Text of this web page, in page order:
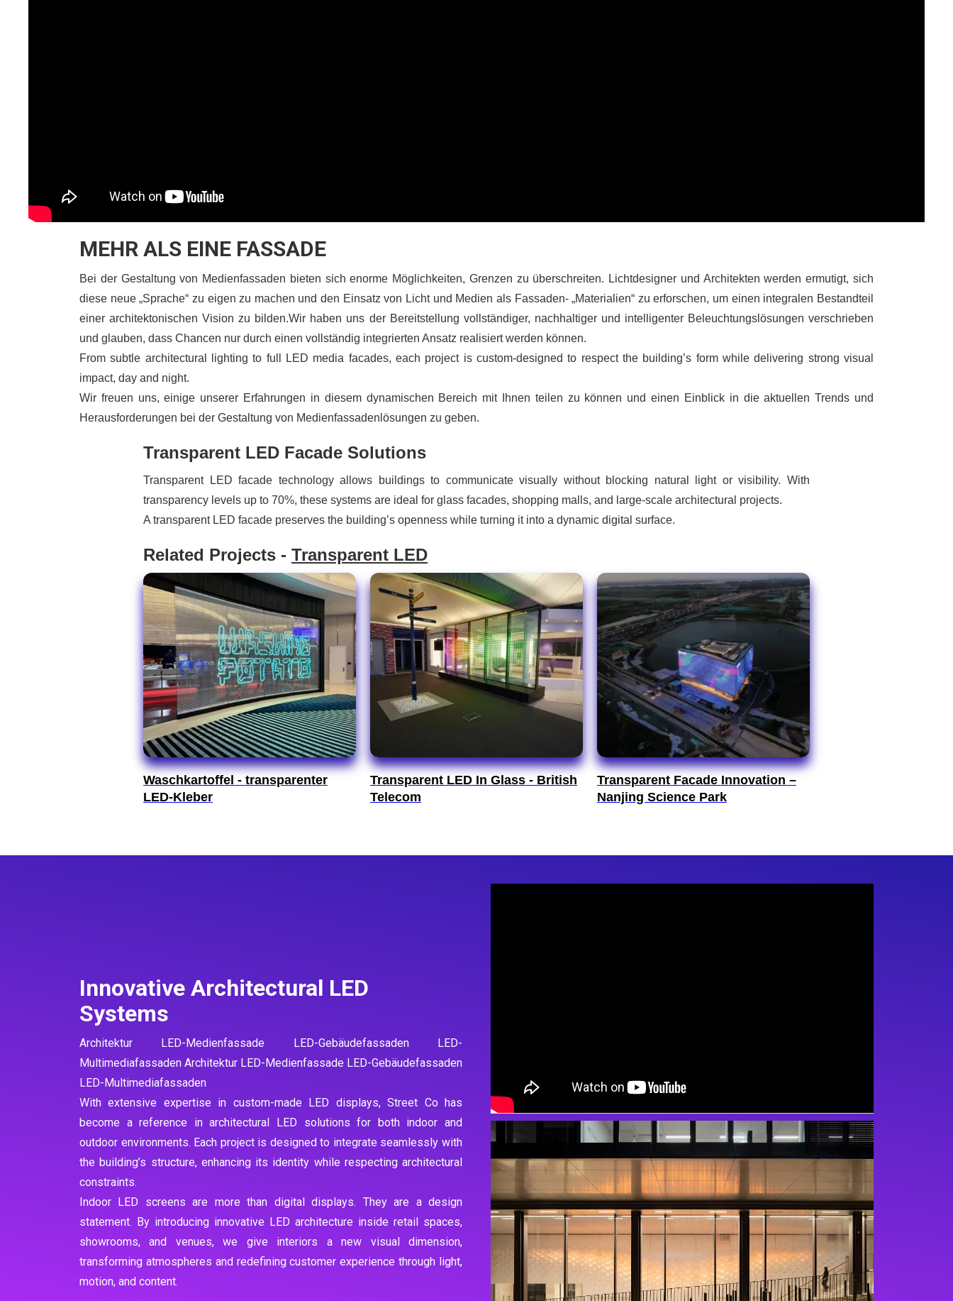
MEHR ALS EINE FASSADE
Bei der Gestaltung von Medienfassaden bieten sich enorme Möglichkeiten, Grenzen zu überschreiten. Lichtdesigner und Architekten werden ermutigt, sich
diese neue „Sprache“ zu eigen zu machen und den Einsatz von Licht und Medien als Fassaden- „Materialien“ zu erforschen, um einen integralen Bestandteil
einer architektonischen Vision zu bilden.Wir haben uns der Bereitstellung vollständiger, nachhaltiger und intelligenter Beleuchtungslösungen verschrieben
und glauben, dass Chancen nur durch einen vollständig integrierten Ansatz realisiert werden können.
From subtle architectural lighting to full LED media facades, each project is custom-designed to respect the building’s form while delivering strong visual
impact, day and night.
Wir freuen uns, einige unserer Erfahrungen in diesem dynamischen Bereich mit Ihnen teilen zu können und einen Einblick in die aktuellen Trends und
Herausforderungen bei der Gestaltung von Medienfassadenlösungen zu geben.
Transparent LED Facade Solutions
Transparent LED facade technology allows buildings to communicate visually without blocking natural light or visibility. With
transparency levels up to 70%, these systems are ideal for glass facades, shopping malls, and large-scale architectural projects.
A transparent LED facade preserves the building’s openness while turning it into a dynamic digital surface.
Related Projects - Transparent LED
Waschkartoffel - transparenter
LED-Kleber
Transparent LED In Glass - British
Telecom
Transparent Facade Innovation –
Nanjing Science Park
Innovative Architectural LED
Systems
Architektur LED-Medienfassade LED-Gebäudefassaden LED-
Multimediafassaden Architektur LED-Medienfassade LED-Gebäudefassaden
LED-Multimediafassaden
With extensive expertise in custom-made LED displays, Street Co has
become a reference in architectural LED solutions for both indoor and
outdoor environments. Each project is designed to integrate seamlessly with
the building’s structure, enhancing its identity while respecting architectural
constraints.
Indoor LED screens are more than digital displays. They are a design
statement. By introducing innovative LED architecture inside retail spaces,
showrooms, and venues, we give interiors a new visual dimension,
transforming atmospheres and redefining customer experience through light,
motion, and content.